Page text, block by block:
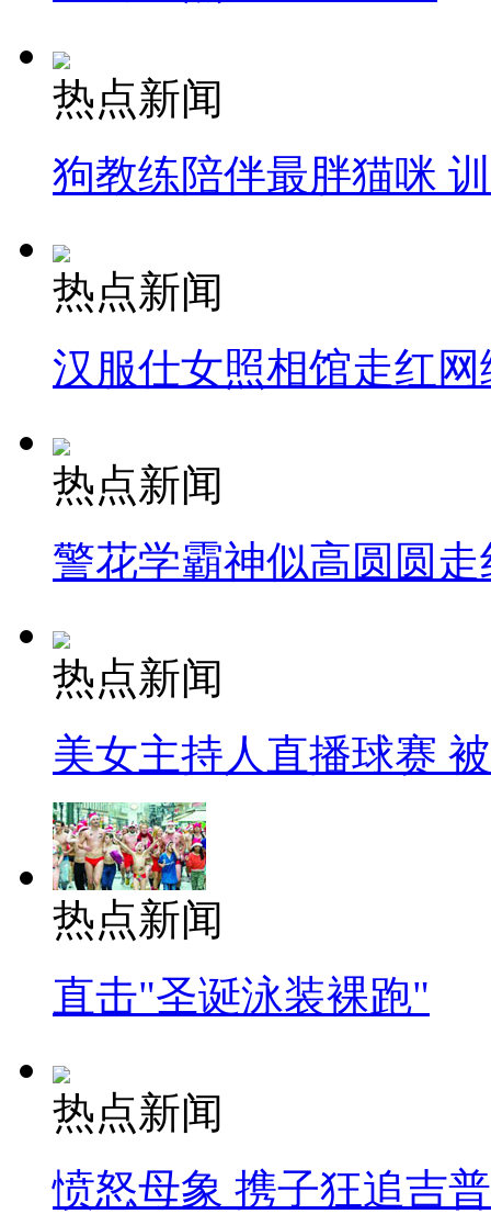
热点新闻
狗教练陪伴最胖猫咪
热点新闻
汉服仕女照相馆走红网
热点新闻
警花学霸神似高圆圆走
热点新闻
美女主持人直播球赛
热点新闻
直击"圣诞泳装裸跑"
热点新闻
愤怒母象 携子狂追吉